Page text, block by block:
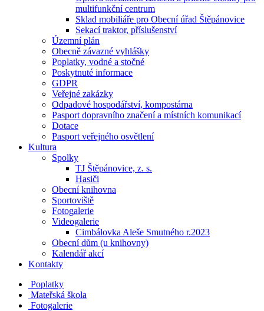
multifunkční centrum
Sklad mobiliáře pro Obecní úřad Štěpánovice
Sekací traktor, příslušenství
Územní plán
Obecně závazné vyhlášky
Poplatky, vodné a stočné
Poskytnuté informace
GDPR
Veřejné zakázky
Odpadové hospodářství, kompostárna
Pasport dopravního značení a místních komunikací
Dotace
Pasport veřejného osvětlení
Kultura
Spolky
TJ Štěpánovice, z. s.
Hasiči
Obecní knihovna
Sportoviště
Fotogalerie
Videogalerie
Cimbálovka Aleše Smutného r.2023
Obecní dům (u knihovny)
Kalendář akcí
Kontakty
Poplatky
Mateřská škola
Fotogalerie